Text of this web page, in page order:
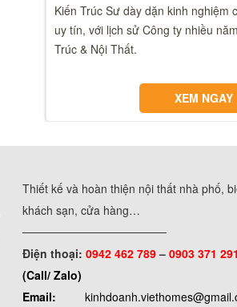
Kiến Trúc Sư dày dặn kinh nghiệm
uy tín, với lịch sử Công ty nhiều
Trúc & Nội Thất.
XEM NGAY
Thiết kế và hoàn thiện nội thất nhà phố,
khách sạn, cửa hàng…
──────────────────
Điện thoại:0942 462 789–0903 371
(Call/ Zalo)
Email: